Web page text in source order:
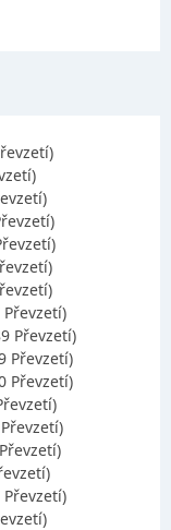
Převzetí)
Převzetí)
Převzetí)
Převzetí)
Převzetí)